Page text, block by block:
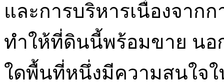
และการบริหารเนื่องจาก
ทำให้ที่ดินนี้พร้อมขาย น
ใดพื้นที่หนึ่งมีความสนใจ